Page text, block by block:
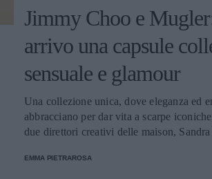
Jimmy Choo e
arrivo una capsule
sensuale e glamour
Una collezione unica, dove eleganza ed
abbracciano per dar vita a scarpe
due direttori creativi delle maison,
mondi fondati su visioni di femminilità
EMMA PIETRAROSA